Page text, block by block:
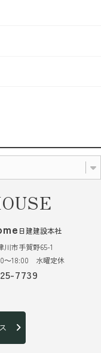
日建建設本社
川市手賀野65-1
～18:00 水曜定休
7739